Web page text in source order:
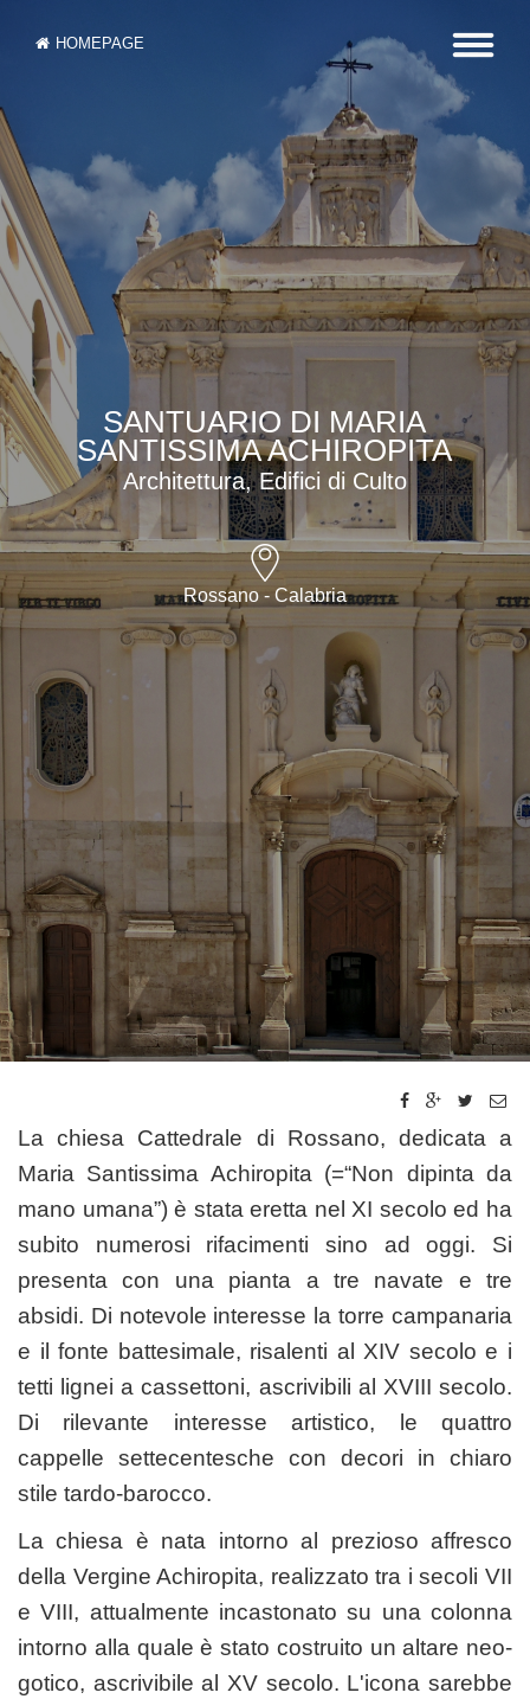
HOMEPAGE
SANTUARIO DI MARIA
SANTISSIMA ACHIROPITA
Architettura, Edifici di Culto
Rossano - Calabria
La chiesa Cattedrale di Rossano, dedicata a
Maria Santissima Achiropita (=“Non dipinta da
mano umana”) è stata eretta nel XI secolo ed ha
subito numerosi rifacimenti sino ad oggi. Si
presenta con una pianta a tre navate e tre
absidi. Di notevole interesse la torre campanaria
e il fonte battesimale, risalenti al XIV secolo e i
tetti lignei a cassettoni, ascrivibili al XVIII secolo.
Di rilevante interesse artistico, le quattro
cappelle settecentesche con decori in chiaro
stile tardo-barocco.
La chiesa è nata intorno al prezioso affresco
della Vergine Achiropita, realizzato tra i secoli VII
e VIII, attualmente incastonato su una colonna
intorno alla quale è stato costruito un altare neo-
gotico, ascrivibile al XV secolo. L'icona sarebbe